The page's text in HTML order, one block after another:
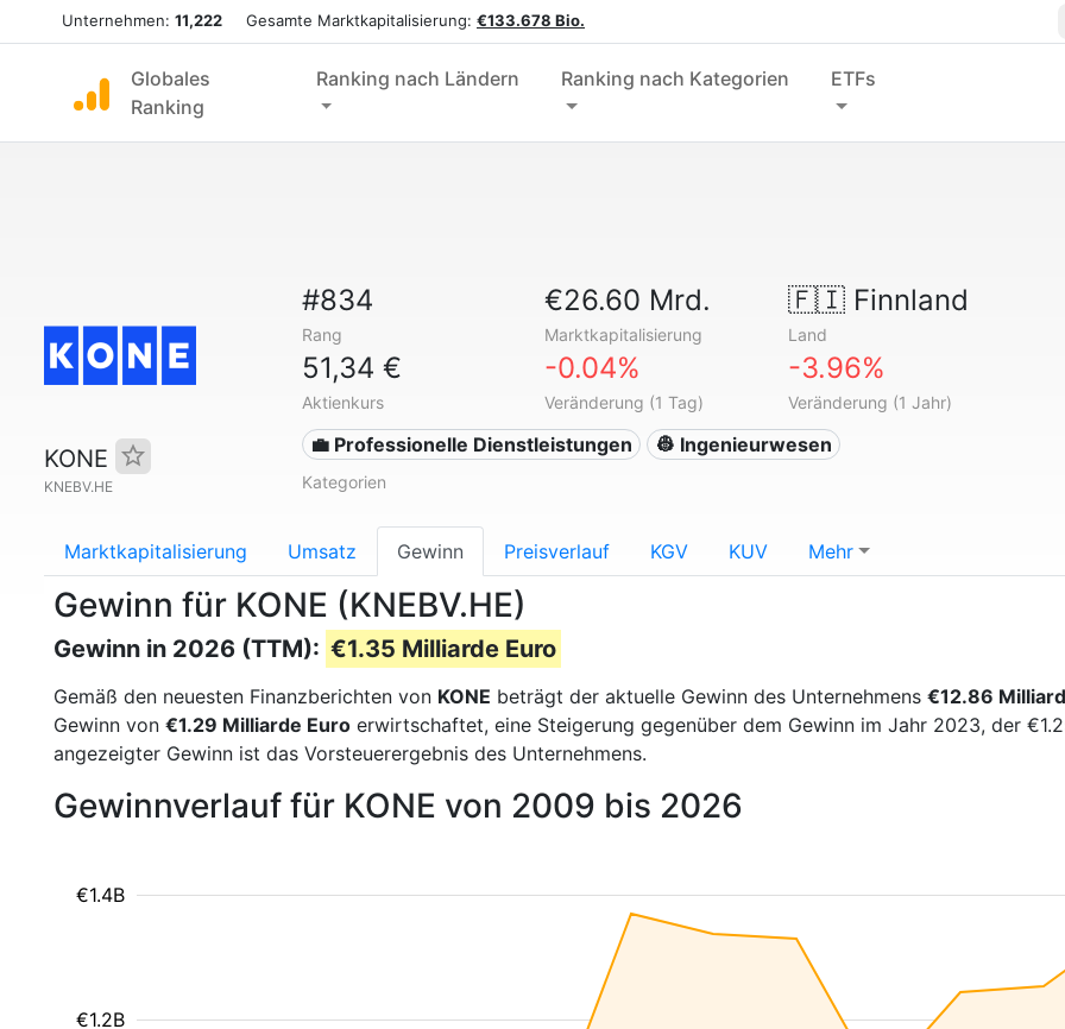
Unternehmen: 11,222 Gesamte Marktkapitalisierung: €133.678 Bio.
Globales
Ranking
Ranking nach Ländern Ranking nach Kategorien ETFs
KONE
KNEBV.HE
#834
Rang
€26.60 Mrd.
Marktkapitalisierung
🇫🇮Finnland
Land
51,34 €
Aktienkurs
-0.04%
Veränderung (1 Tag)
-3.96%
Veränderung (1 Jahr)
💼 Professionelle Dienstleistungen 👷 Ingenieurwesen
Kategorien
Marktkapitalisierung Umsatz Gewinn Preisverlauf KGV KUV Mehr
Gewinn für KONE (KNEBV.HE)
Gewinn in 2026 (TTM): €1.35 Milliarde Euro
Gemäß den neuesten Finanzberichten von KONE beträgt der aktuelle Gewinn des Unternehmens €12.86
Gewinn von €1.29 Milliarde Euro erwirtschaftet, eine Steigerung gegenüber dem Gewinn im Jahr 2023, der
angezeigter Gewinn ist das Vorsteuerergebnis des Unternehmens.
Gewinnverlauf für KONE von 2009 bis 2026
€1.2B
€1.4B